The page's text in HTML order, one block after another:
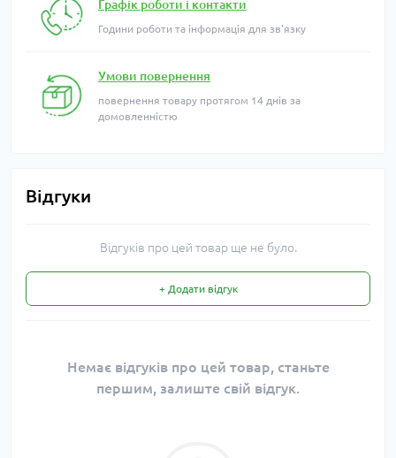
Графік роботи і контакти
Години роботи та інформація для зв'язку
Умови повернення
повернення товару протягом 14 днів за
домовленністю
Відгуки
Відгуків про цей товар ще не було.
+ Додати відгук
Немає відгуків про цей товар, станьте
першим, залиште свій відгук.